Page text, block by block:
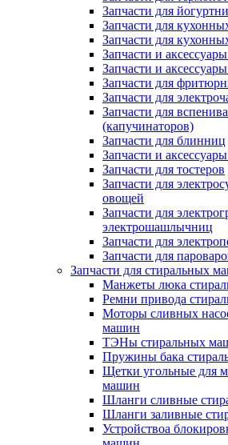
Запчасти для
Запчасти для
Запчасти для
Запчасти и
Запчасти и
Запчасти для
Запчасти для
Запчасти для
(капучинаторов)
Запчасти для блинниц
Запчасти и
Запчасти для тостеров
Запчасти для
овощей
Запчасти для
электрошашлычниц
Запчасти для
Запчасти для
Запчасти для стиральных
Манжеты люка
Ремни привода
Моторы сливных
машин
ТЭНы стиральных
Пружины бака
Щетки угольные для
машин
Шланги сливные
Шланги заливные
Устройствоа